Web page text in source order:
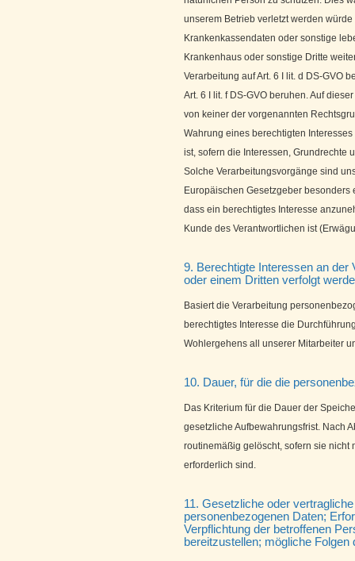
unserem Betrieb verletzt werden
Krankenkassendaten oder sonstige
Krankenhaus oder sonstige Dritte
Verarbeitung auf Art. 6 I lit. d DS-GVO
Art. 6 I lit. f DS-GVO beruhen. Auf
von keiner der vorgenannten
Wahrung eines berechtigten
ist, sofern die Interessen, Grundrechte
Solche Verarbeitungsvorgänge sind
Europäischen Gesetzgeber
dass ein berechtigtes Interesse
Kunde des Verantwortlichen ist
9. Berechtigte Interessen an der
oder einem Dritten verfolgt
Basiert die Verarbeitung
berechtigtes Interesse die
Wohlergehens all unserer Mitarbeiter
10. Dauer, für die die
Das Kriterium für die Dauer der
gesetzliche Aufbewahrungsfrist. Nach
routinemäßig gelöscht, sofern sie nicht
erforderlich sind.
11. Gesetzliche oder
personenbezogenen Daten;
Verpflichtung der betroffenen
bereitzustellen; mögliche Folgen